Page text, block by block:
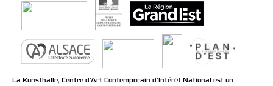
La Kunsthalle, Centre d’Art Contemporain d’Intérêt National est un